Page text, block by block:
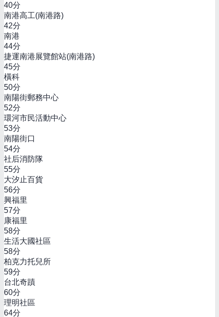
40分
南港高工(南港路)
42分
南港
44分
捷運南港展覽館站(南港路)
45分
橫科
50分
南陽街郵務中心
52分
環河市民活動中心
53分
南陽街口
54分
社后消防隊
55分
大汐止百貨
56分
興福里
57分
康福里
58分
生活大國社區
58分
柏克力托兒所
59分
台北奇蹟
60分
理明社區
64分